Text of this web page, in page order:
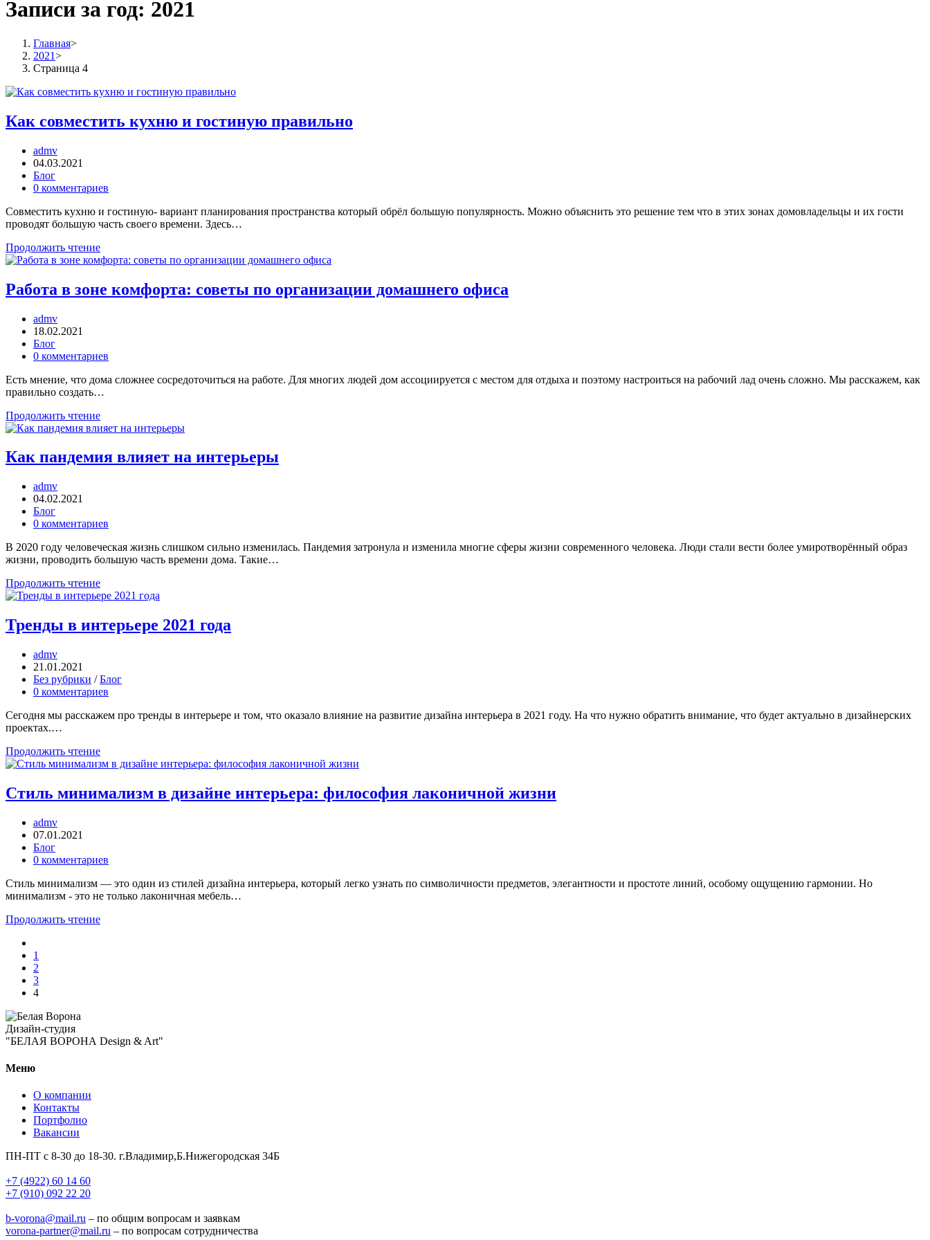
Записи за год: 2021
Главная>
2021>
Страница 4
Как совместить кухню и гостиную правильно
admv
04.03.2021
Блог
0 комментариев
Совместить кухню и гостиную- вариант планирования пространства который обрёл большую популярность. Можно объяснить это решение тем что в этих зонах домовладельцы и их гости
проводят большую часть своего времени. Здесь…
Продолжить чтение
Работа в зоне комфорта: советы по организации домашнего офиса
admv
18.02.2021
Блог
0 комментариев
Есть мнение, что дома сложнее сосредоточиться на работе. Для многих людей дом ассоциируется с местом для отдыха и поэтому настроиться на рабочий лад очень сложно. Мы расскажем, как
правильно создать…
Продолжить чтение
Как пандемия влияет на интерьеры
admv
04.02.2021
Блог
0 комментариев
В 2020 году человеческая жизнь слишком сильно изменилась. Пандемия затронула и изменила многие сферы жизни современного человека. Люди стали вести более умиротворённый образ
жизни, проводить большую часть времени дома. Такие…
Продолжить чтение
Тренды в интерьере 2021 года
admv
21.01.2021
Без рубрики / Блог
0 комментариев
Сегодня мы расскажем про тренды в интерьере и том, что оказало влияние на развитие дизайна интерьера в 2021 году. На что нужно обратить внимание, что будет актуально в дизайнерских
проектах.…
Продолжить чтение
Стиль минимализм в дизайне интерьера: философия лаконичной жизни
admv
07.01.2021
Блог
0 комментариев
Стиль минимализм — это один из стилей дизайна интерьера, который легко узнать по символичности предметов, элегантности и простоте линий, особому ощущению гармонии. Но
минимализм - это не только лаконичная мебель…
Продолжить чтение
1
2
3
4
Дизайн-студия
"БЕЛАЯ ВОРОНА Design & Art"
Меню
О компании
Контакты
Портфолио
Вакансии
ПН-ПТ с 8-30 до 18-30. г.Владимир,Б.Нижегородская 34Б
+7 (4922) 60 14 60
+7 (910) 092 22 20
b-vorona@mail.ru – по общим вопросам и заявкам
vorona-partner@mail.ru – по вопросам сотрудничества